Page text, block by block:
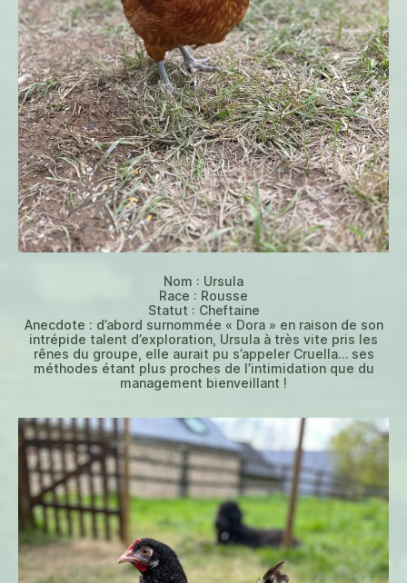
Nom : Ursula
Race : Rousse
Statut : Cheftaine
Anecdote : d’abord surnommée « Dora » en raison de son
intrépide talent d’exploration, Ursula à très vite pris les
rênes du groupe, elle aurait pu s’appeler Cruella… ses
méthodes étant plus proches de l’intimidation que du
management bienveillant !